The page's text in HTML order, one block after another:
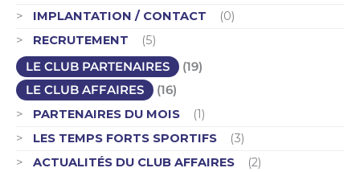
IMPLANTATION / CONTACT
(0)
RECRUTEMENT
(5)
LE CLUB PARTENAIRES
(19)
LE CLUB AFFAIRES
(16)
PARTENAIRES DU MOIS
(1)
LES TEMPS FORTS SPORTIFS
(3)
ACTUALITÉS DU CLUB AFFAIRES
(2)